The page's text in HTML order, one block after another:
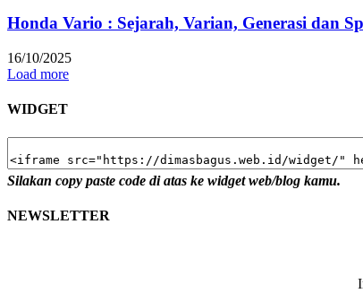
Honda Vario : Sejarah, Varian, Generasi dan
16/10/2025
Load more
WIDGET
Silakan copy paste code di atas ke widget web/blog kamu.
NEWSLETTER